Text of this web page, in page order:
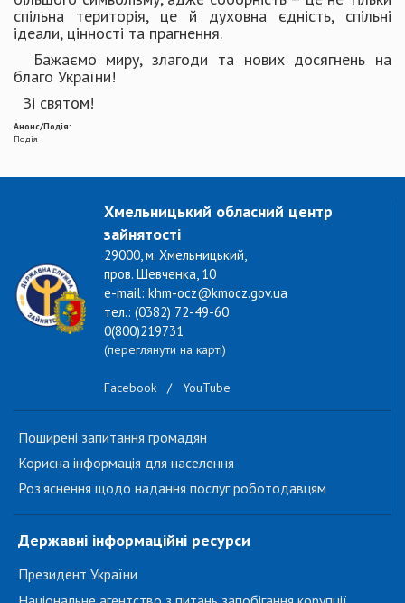
спільна територія, це й духовна єдність, спільні
ідеали, цінності та прагнення.
Бажаємо миру, злагоди та нових досягнень на
благо України!
Зі святом!
Анонс/Подія:
Подія
Хмельницький обласний центр
зайнятості
29000, м. Хмельницький,
пров. Шевченка, 10
e-mail: khm-ocz@kmocz.gov.ua
тел.: (0382) 72-49-60
0(800)219731
(переглянути на карті)
Facebook / YouTube
Поширені запитання громадян
Корисна інформація для населення
Роз'яснення щодо надання послуг роботодавцям
Державні інформаційні ресурси
Президент України